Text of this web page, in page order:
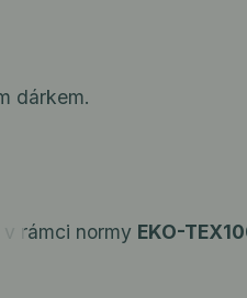
dárkem.
rámci normy EKO-